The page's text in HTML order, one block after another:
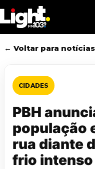
to
main
content
← Voltar para notícias
CIDADES
PBH
população
rua diante
frio